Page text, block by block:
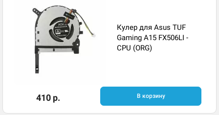
Кулер для Asus TUF
Gaming A15 FX506LI -
CPU (ORG)
410 р. В корзину